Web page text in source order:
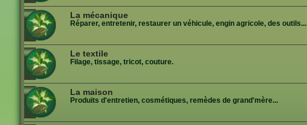
La mécanique
Réparer, entretenir, restaurer un véhicule, engin agricole, des outils...
Le textile
Filage, tissage, tricot, couture.
La maison
Produits d'entretien, cosmétiques, remèdes de grand'mère...